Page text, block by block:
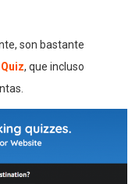
son bastante
, que incluso